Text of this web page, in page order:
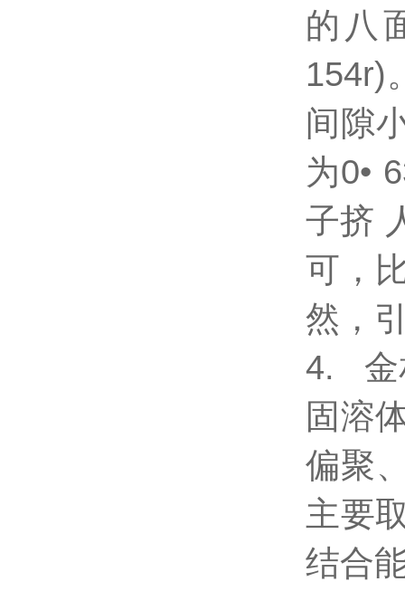
的八
154r)
间隙
为0•
子挤
可，
然，
4. 金
固溶
偏聚
主要
结合